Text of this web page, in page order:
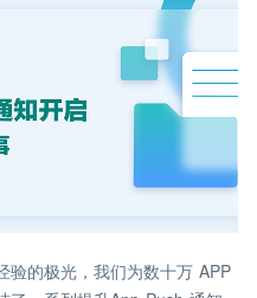
验的极光，我们为数十万 APP